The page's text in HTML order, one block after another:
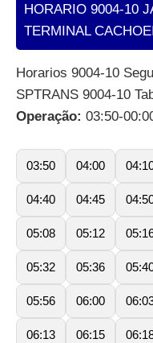
HORARIO 9004-10
TERMINAL
Horarios 9004-10
SPTRANS 9004-10
Operação: 03:50-
03:50 04:00
04:40 04:45
05:08 05:12
05:32 05:36
05:56 06:00
06:13 06:15